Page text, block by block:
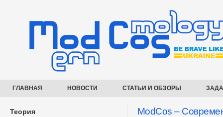
ГЛАВНАЯ НОВОСТИ СТАТЬИ И ОБЗОРЫ
ModCos –
Теория